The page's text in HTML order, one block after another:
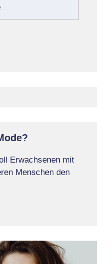
Erwachsenen mit
Menschen den